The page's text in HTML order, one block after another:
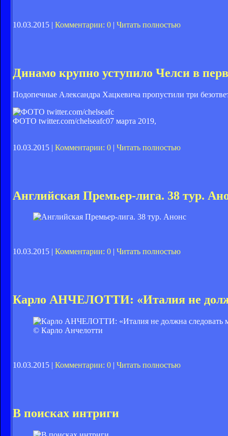
10.03.2015 | Комментарии: 0 | Читать полностью
Динамо крупно уступило Челси в
Подопечные Александра Хацкевича пропустили три
ФОТО twitter.com/chelseafc07 марта 2019,
10.03.2015 | Комментарии: 0 | Читать полностью
Английская Премьер-лига. 38 тур.
10.03.2015 | Комментарии: 0 | Читать полностью
Карло АНЧЕЛОТТИ: «Италия не
© Карло Анчелотти
10.03.2015 | Комментарии: 0 | Читать полностью
В поисках интриги